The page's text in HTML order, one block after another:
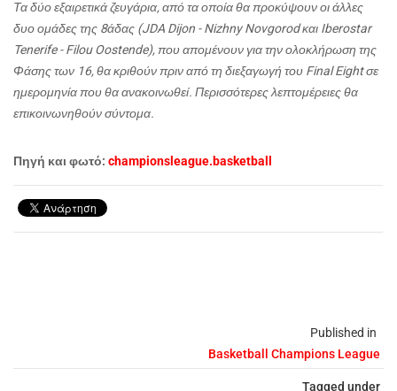
Published in
Basketball Champions League
Tagged under
Τα δύο εξαιρετικά ζευγάρια, από τα οποία θα προκύψουν οι άλλες
δυο ομάδες της 8άδας (JDA Dijon - Nizhny Novgorod και Iberostar
Tenerife - Filou Oostende), που απομένουν για την ολοκλήρωση της
Φάσης των 16, θα κριθούν πριν από τη διεξαγωγή του Final Eight σε
ημερομηνία που θα ανακοινωθεί. Περισσότερες λεπτομέρειεςθα
επικοινωνηθούνσύντομα.
Πηγή και φωτό: championsleague.basketball